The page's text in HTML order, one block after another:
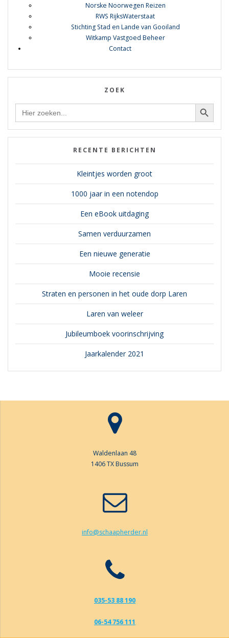
Norske Noorwegen Reizen
RWS RijksWaterstaat
Stichting Stad en Lande van Gooiland
Witkamp Vastgoed Beheer
Contact
ZOEK
Zoek Zoekknop
RECENTE BERICHTEN
Kleintjes worden groot
1000 jaar in een notendop
Een eBook uitdaging
Samen verduurzamen
Een nieuwe generatie
Mooie recensie
Straten en personen in het oude dorp Laren
Laren van weleer
Jubileumboek voorinschrijving
Jaarkalender 2021
Waldenlaan 48
1406 TX Bussum
info@schaapherder.nl
035-53 88 190
06-54 756 111